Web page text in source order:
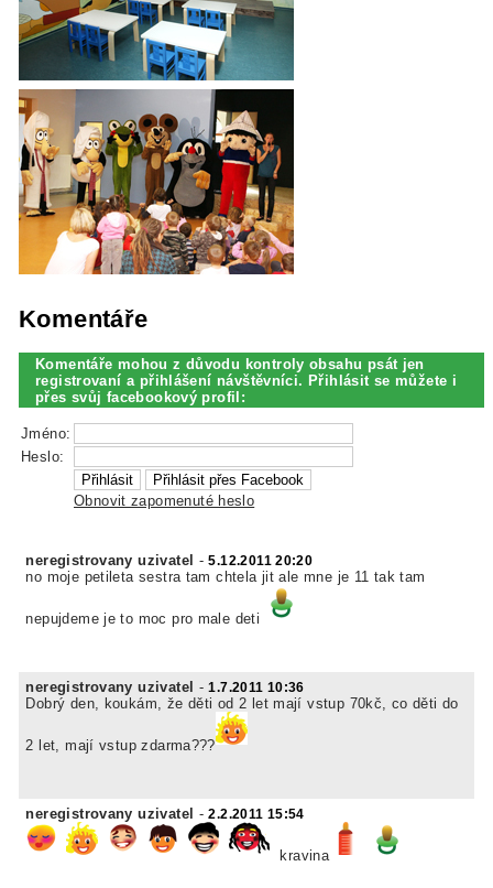
Komentáře
Komentáře mohou z důvodu kontroly obsahu psát jen
registrovaní a přihlášení návštěvníci. Přihlásit se můžete i
přes svůj facebookový profil:
Jméno:
Heslo:
Obnovit zapomenuté heslo
neregistrovany uzivatel -5.12.2011 20:20
no moje petileta sestra tam chtela jit ale mne je 11 tak tam
nepujdeme je to moc pro male deti
neregistrovany uzivatel -1.7.2011 10:36
Dobrý den, koukám, že děti od 2 let mají vstup 70kč, co děti do
2 let, mají vstup zdarma???
neregistrovany uzivatel -2.2.2011 15:54
kravina